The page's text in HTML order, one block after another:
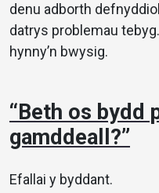
denu adborth
datrys problemau
hynny’n bwysig.
“Beth os bydd
gamddeall?”
Efallai y byddant.